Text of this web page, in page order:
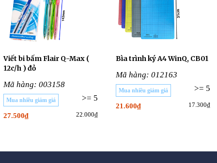
Viết bi bấm Flair Q-Max (
12c/h ) đỏ
Mã hàng: 003158
>= 5
Mua nhiều giảm giá
27.500₫ 22.000₫
Bìa trình ký A4 WinQ, CB01
Mã hàng: 012163
>= 5
Mua nhiều giảm giá
21.600₫ 17.300₫